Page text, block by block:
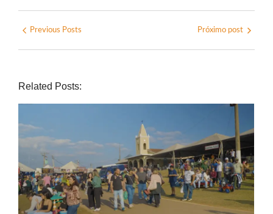
Previous Posts Próximo post
Related Posts: